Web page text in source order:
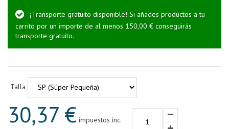
¡Transporte gratuito disponible! Si añades productos a tu
carrito por un importe de al menos 150,00 € conseguirás
transporte gratuito.
Talla
30,37 € impuestos inc.